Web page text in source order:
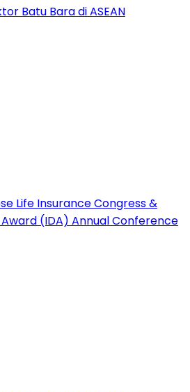
Batu Bara di ASEAN
Life Insurance Congress &
(IDA) Annual Conference